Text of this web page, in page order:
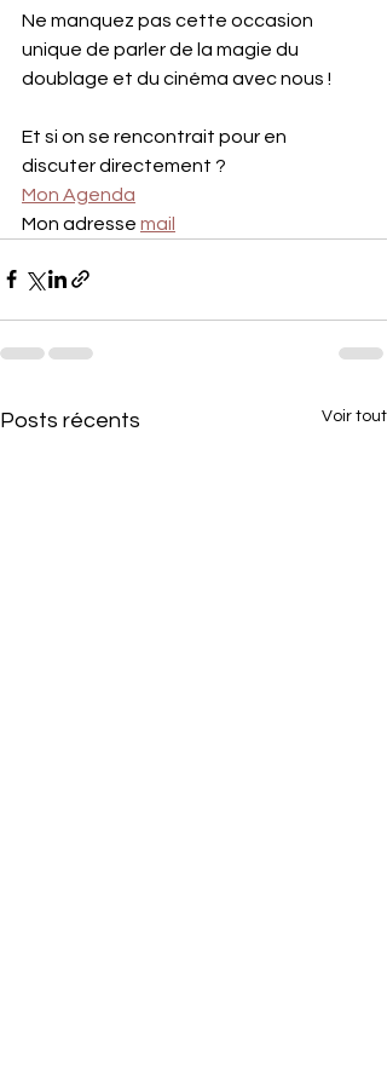
Ne manquez pas cette occasion
unique de parler de la magie du
doublage et du cinéma avec nous !
Et si on se rencontrait pour en
discuter directement ?
Mon Agenda
Mon adresse mail
Posts récents Voir tout